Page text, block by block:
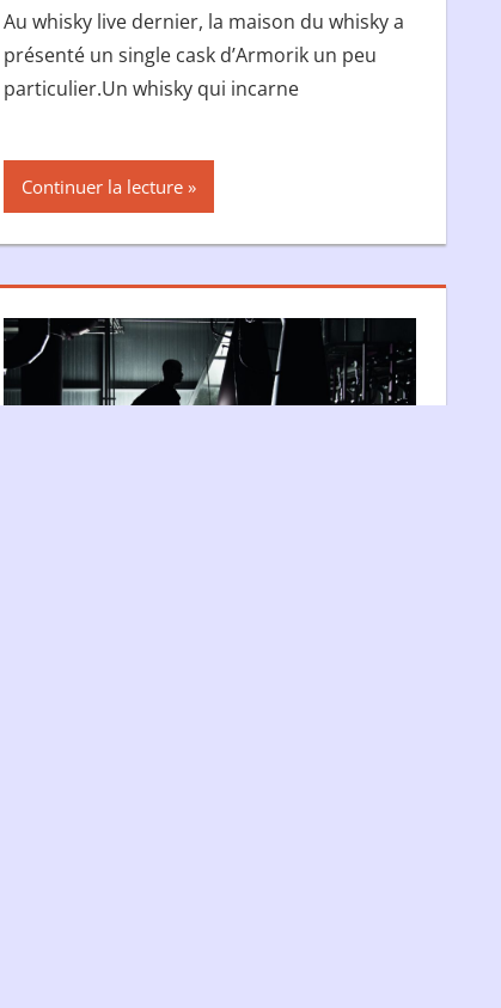
Au whisky live dernier, la maison du whisky a
présenté un single cask d’Armorik un peu
particulier.Un whisky qui incarne
Continuer la lecture